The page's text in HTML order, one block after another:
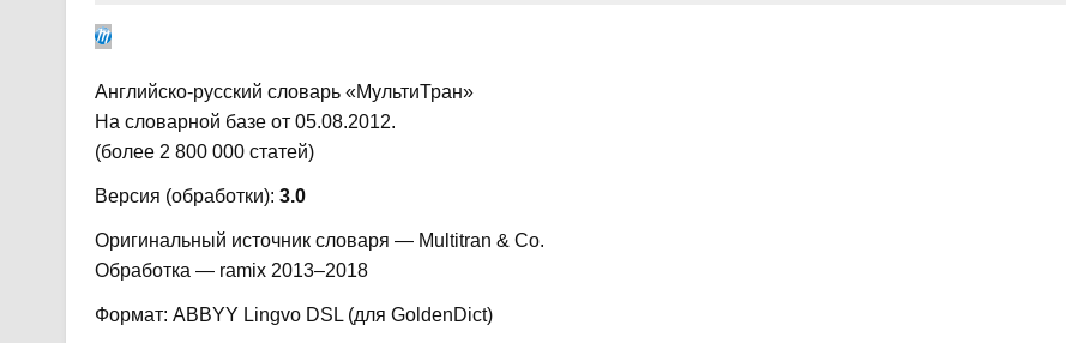
Английско-русский словарь «МультиТран»
На словарной базе от 05.08.2012.
(более 2 800 000 статей)
Версия (обработки): 3.0
Оригинальный источник словаря — Multitran & Co.
Обработка — ramix 2013–2018
Формат: ABBYY Lingvo DSL (для GoldenDict)